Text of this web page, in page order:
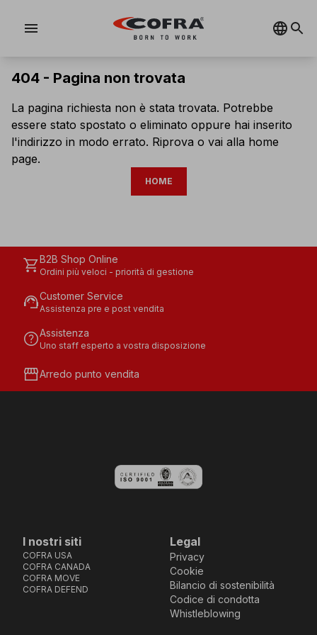
menu
404 - Pagina non trovata
La pagina richiesta non è stata trovata. Potrebbe
essere stato spostato o eliminato oppure hai inserito
l'indirizzo in modo errato. Riprova o vai alla home
page.
HOME
shopping_cartB2B Shop Online
Ordini più veloci - priorità di gestione
support_agentCustomer Service
Assistenza pre e post vendita
helpAssistenza
Uno staff esperto a vostra disposizione
storefrontArredo punto vendita
I nostri siti
COFRA USA
COFRA CANADA
COFRA MOVE
COFRA DEFEND
Legal
Privacy
Cookie
Bilancio di sostenibilità
Codice di condotta
Whistleblowing